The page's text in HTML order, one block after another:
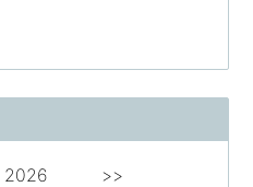
2026 >>